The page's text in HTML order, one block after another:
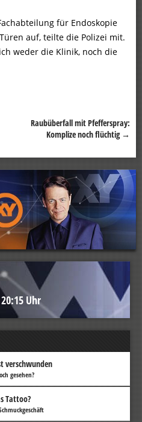
für Endoskopie
auf, teilte die Polizei mit.
weder die Klinik, noch die
Raubüberfall mit Pfefferspray:
Komplize noch flüchtig →
20:15 Uhr
verschwunden
gesehen?
Tattoo?